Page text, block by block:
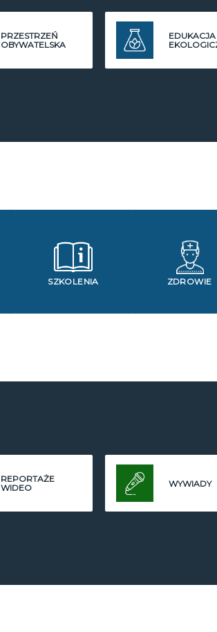
PRZESTRZEŃ
OBYWATELSKA
EDUKACJA
SZKOLENIA ZDROWIE
REPORTAŻE
WIDEO
WYWIADY